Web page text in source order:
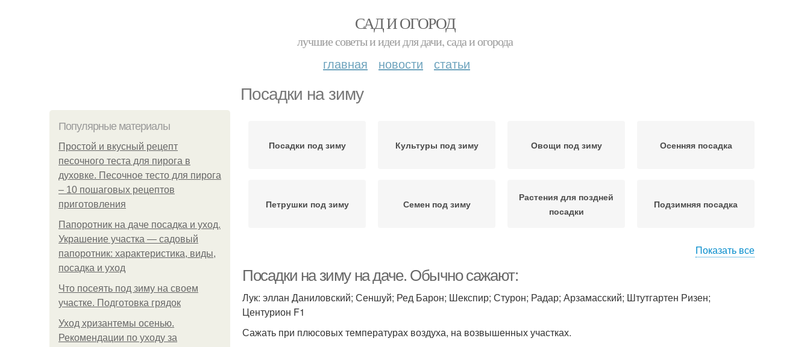
САД И ОГОРОД
лучшие советы и идеи для дачи, сада и огорода
главная новости статьи
Посадки на зиму
Популярные материалы
Простой и вкусный рецепт
песочного теста для пирога в
духовке. Песочное тесто для пирога
– 10 пошаговых рецептов
приготовления
Папоротник на даче посадка и уход.
Украшение участка — садовый
папоротник: характеристика, виды,
посадка и уход
Что посеять под зиму на своем
участке. Подготовка грядок
Уход хризантемы осенью.
Рекомендации по уходу за
Посадки под зиму Культуры под зиму Овощи под зиму Осенняя посадка
Петрушки под зиму Семен под зиму
Растения для поздней
посадки
Подзимняя посадка
Показать все
Посадки на зиму на даче. Обычно сажают:
Лук: эллан Даниловский; Сеншуй; Ред Барон; Шекспир; Стурон; Радар; Арзамасский; Штутгартен Ризен;
Центурион F1
Сажать при плюсовых температурах воздуха, на возвышенных участках.